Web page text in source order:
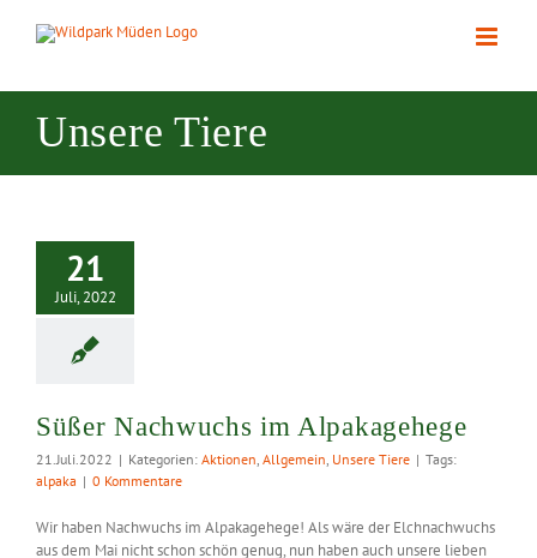
Unsere Tiere
21
Juli, 2022
im
Süßer Nachwuchs im Alpakagehege
21.Juli.2022 | Kategorien: Aktionen, Allgemein, Unsere Tiere | Tags:
alpaka | 0 Kommentare
Wir haben Nachwuchs im Alpakagehege! Als wäre der Elchnachwuchs
aus dem Mai nicht schon schön genug, nun haben auch unsere lieben